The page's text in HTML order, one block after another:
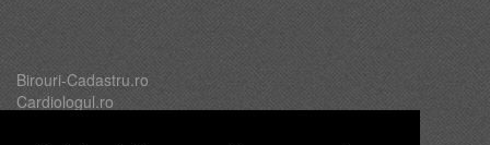
Birouri-Cadastru.ro
Cardiologul.ro